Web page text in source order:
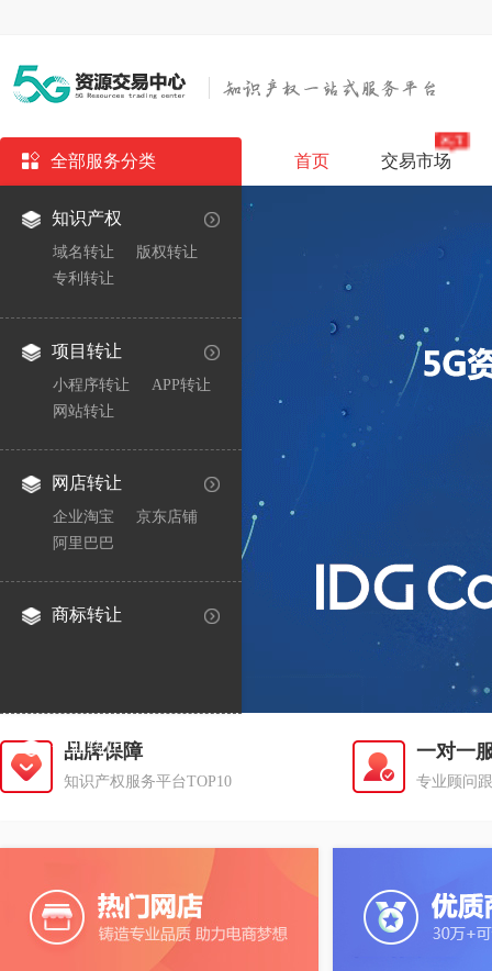
全部服务分类
知识产权
域名转让
版权转让
专利转让
项目转让
小程序转让
APP转让
网站转让
网店转让
企业淘宝
京东店铺
阿里巴巴
商标转让
企业转让
首页 交易市场
品牌保障
知识产权服务平台TOP10
一对一
专业顾问